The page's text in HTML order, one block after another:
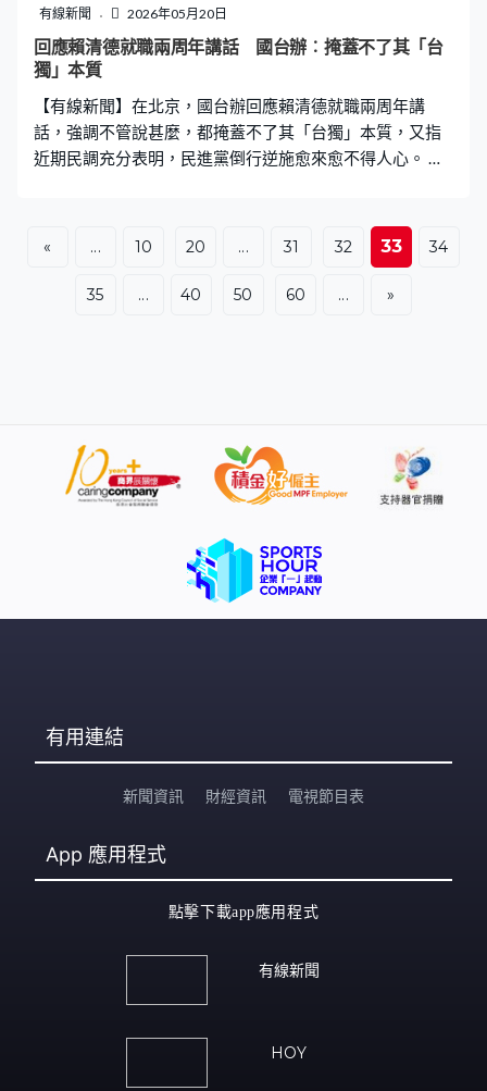
有線新聞 2026年05月20日
回應賴清德就職兩周年講話 國台辦︰掩蓋不了其「台
獨」本質
【有線新聞】在北京，國台辦回應賴清德就職兩周年講
話，強調不管說甚麼，都掩蓋不了其「台獨」本質，又指
近期民調充分表明，民進黨倒行逆施愈來愈不得人心。 賴
國台辦發言人朱鳳蓮重申，不管賴清德說甚麼都掩蓋不了
其冥頑不化的「台獨」本質。朱鳳蓮：「不管賴清德說甚
麼、做甚麼，都掩蓋不了其冥頑不化的『台獨』本質、改
中，傾向「台獨」的比例更持續下降。朱鳳蓮認為，民調
充分表明賴清德的所作所為與台灣民眾利益福祉背道而
馳，愈來愈不得人心。朱鳳蓮：「賴清德當局的種種倒行
合作的主流民意，嚴重破壞台海和平穩定，將台灣帶向兵
凶戰危的險境，充分暴露其冥頑不化的「台獨」本性，充
分坐實其是不折不扣的『兩岸和平破壞者』、『台海
« ... 10 20 ... 31 32 33 34
35 ... 40 50 60 ... »
有用連結
新聞資訊 財經資訊 電視節目表
App 應用程式
點擊下載app應用程式
有線新聞
HOY